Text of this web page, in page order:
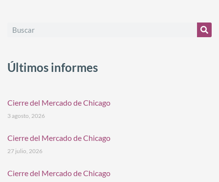
Últimos informes
Cierre del Mercado de Chicago
3 agosto, 2026
Cierre del Mercado de Chicago
27 julio, 2026
Cierre del Mercado de Chicago